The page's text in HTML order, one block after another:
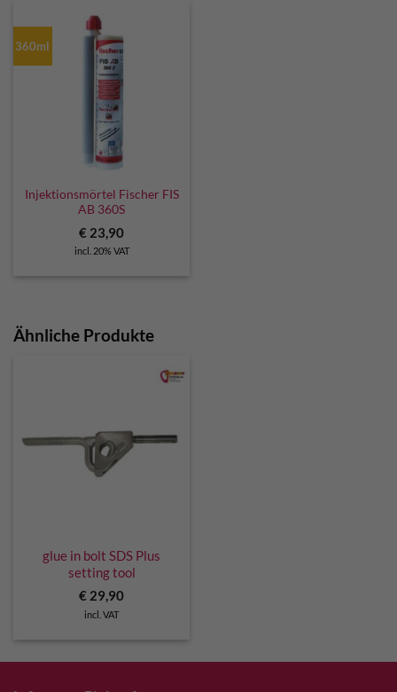
360ml
Injektionsmörtel Fischer FIS
AB 360S
€ 23,90
incl. 20% VAT
Ähnliche Produkte
glue in bolt SDS Plus
setting tool
€ 29,90
incl. VAT